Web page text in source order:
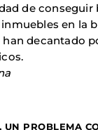
de conseguir
en la
han decantado
UN PROBLEMA